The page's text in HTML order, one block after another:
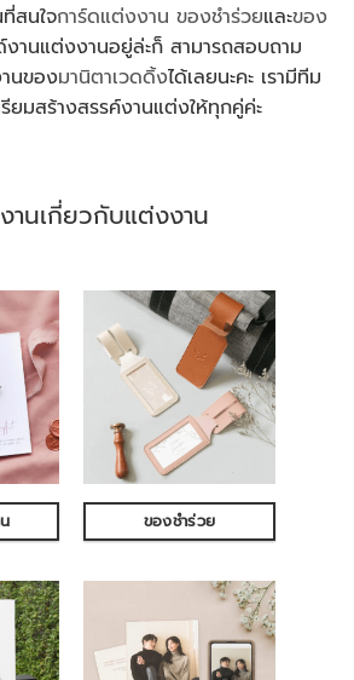
สนใจการ์ดแต่งงาน ของชำร่วยและของ
งานแต่งงานอยู่ล่ะก็ สามารถสอบถาม
นของมานิตาเวดดิ้งได้เลยนะคะ เรามีทีม
ยมสร้างสรรค์งานแต่งให้ทุกคู่ค่ะ
านเกี่ยวกับแต่งงาน
ของชำร่วย